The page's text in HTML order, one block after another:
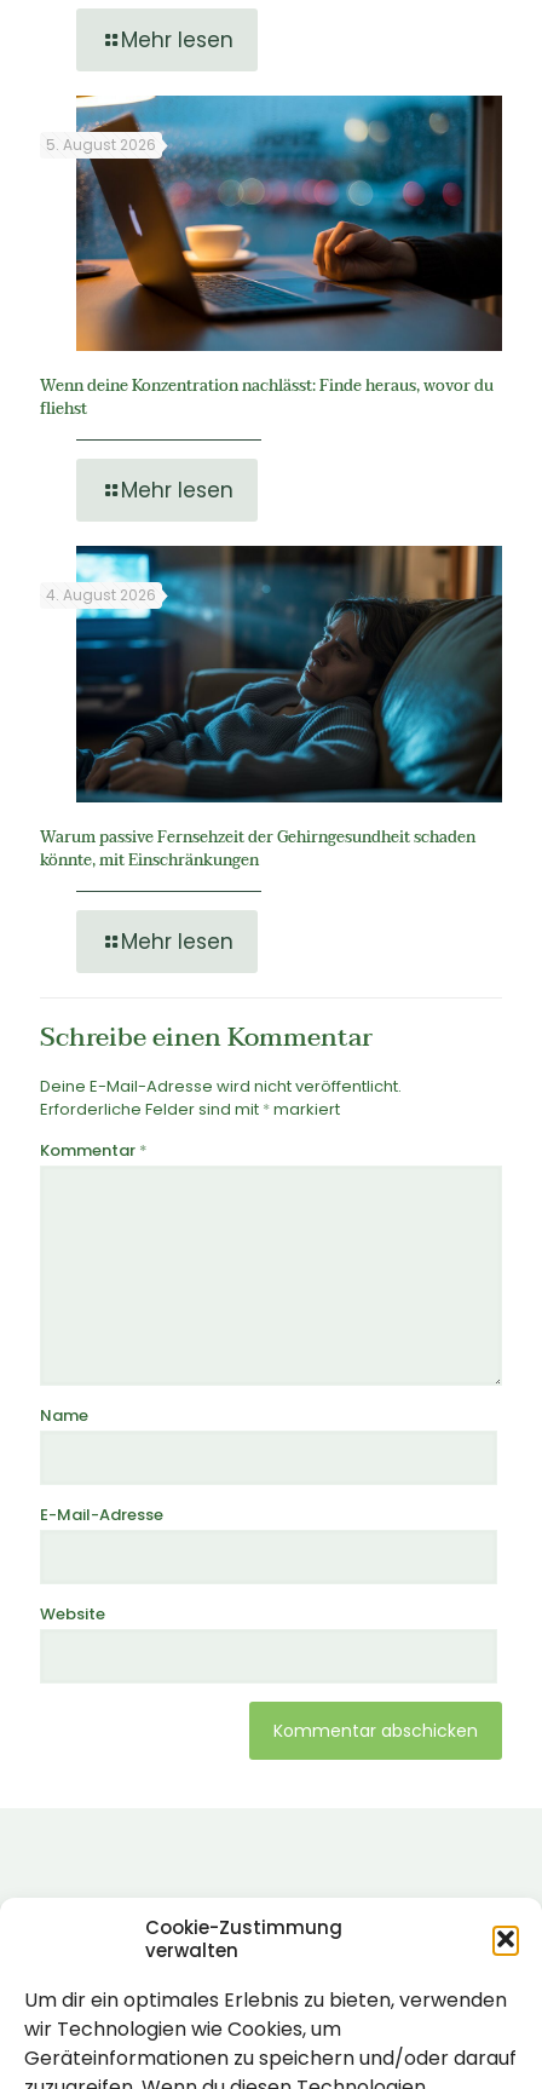
Cookie-Zustimmung
verwalten
Um dir ein optimales Erlebnis zu bieten, verwenden
wir Technologien wie Cookies, um
Geräteinformationen zu speichern und/oder darauf
Mehr lesen
5. August 2026
Wenn deine Konzentration nachlässt: Finde heraus, wovor du
fliehst
Mehr lesen
4. August 2026
Warum passive Fernsehzeit der Gehirngesundheit schaden
könnte, mit Einschränkungen
Mehr lesen
Schreibe einen Kommentar
Deine E-Mail-Adresse wird nicht veröffentlicht.
Erforderliche Felder sind mit *markiert
Kommentar *
Name
E-Mail-Adresse
Website
Rechtlich
Impressum